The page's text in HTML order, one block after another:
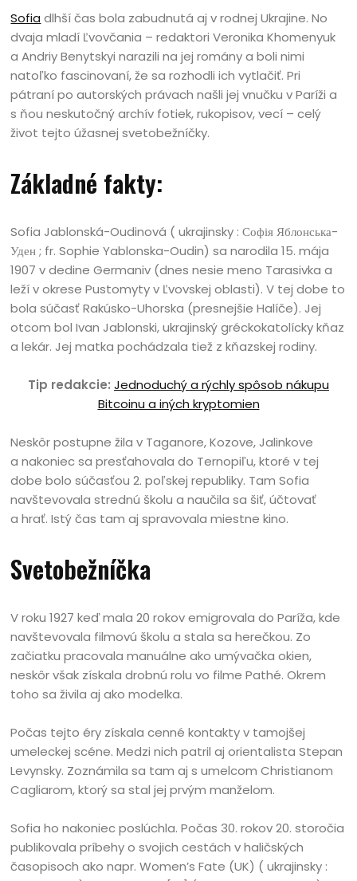
Sofia dlhší čas bola zabudnutá aj v rodnej Ukrajine. No
dvaja mladí Ľvovčania – redaktori Veronika Khomenyuk
a Andriy Benytskyi narazili na jej romány a boli nimi
natoľko fascinovaní, že sa rozhodli ich vytlačiť. Pri
pátraní po autorských právach našli jej vnučku v Paríži a
s ňou neskutočný archív fotiek, rukopisov, vecí – celý
život tejto úžasnej svetobežníčky.
Základné fakty:
Sofia Jablonská-Oudinová ( ukrajinsky : Софія Яблонська-
Уден ; fr. Sophie Yablonska-Oudin) sa narodila 15. mája
1907 v dedine Germaniv (dnes nesie meno Tarasivka a
leží v okrese Pustomyty v Ľvovskej oblasti). V tej dobe to
bola súčasť Rakúsko-Uhorska (presnejšie Halíče). Jej
otcom bol Ivan Jablonski, ukrajinský gréckokatolícky kňaz
a lekár. Jej matka pochádzala tiež z kňazskej rodiny.
Tip redakcie: Jednoduchý a rýchly spôsob nákupu
Bitcoinu a iných kryptomien
Neskôr postupne žila v Taganore, Kozove, Jalinkove
a nakoniec sa presťahovala do Ternopiľu, ktoré v tej
dobe bolo súčasťou 2. poľskej republiky. Tam Sofia
navštevovala strednú školu a naučila sa šiť, účtovať
a hrať. Istý čas tam aj spravovala miestne kino.
Svetobežníčka
V roku 1927 keď mala 20 rokov emigrovala do Paríža, kde
navštevovala filmovú školu a stala sa herečkou. Zo
začiatku pracovala manuálne ako umývačka okien,
neskôr však získala drobnú rolu vo filme Pathé. Okrem
toho sa živila aj ako modelka.
Počas tejto éry získala cenné kontakty v tamojšej
umeleckej scéne. Medzi nich patril aj orientalista Stepan
Levynsky. Zoznámila sa tam aj s umelcom Christianom
Cagliarom, ktorý sa stal jej prvým manželom.
Sofia ho nakoniec poslúchla. Počas 30. rokov 20. storočia
publikovala príbehy o svojich cestách v haličských
časopisoch ako napr. Women’s Fate (UK) ( ukrajinsky :